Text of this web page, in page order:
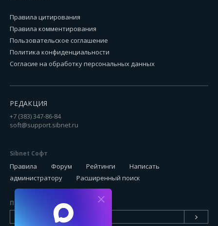
Правила цитирования
Правила комментирования
Пользовательское соглашение
Политика конфиденциальности
Согласие на обработку персональных данных
РЕДАКЦИЯ
+7 (383) 347-86-84
soft@support.sibnet.ru
Sibnet Софт
Правила Форум Рейтинги
Написать
администратору
Расширенный поиск
Подписаться на новинки